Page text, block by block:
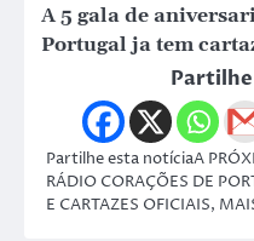
A 5 gala de
Portugal ja tem
Partilhe esta notíciaA
RÁDIO CORAÇÕES DE
E CARTAZES OFICIAIS,